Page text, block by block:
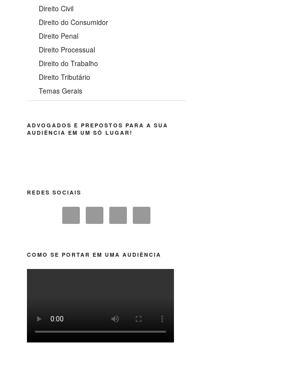
Direito Civil
Direito do Consumidor
Direito Penal
Direito Processual
Direito do Trabalho
Direito Tributário
Temas Gerais
ADVOGADOS E PREPOSTOS PARA A SUA
AUDIÊNCIA EM UM SÓ LUGAR!
REDES SOCIAIS
COMO SE PORTAR EM UMA AUDIÊNCIA